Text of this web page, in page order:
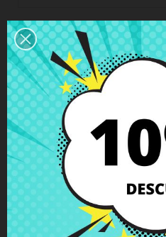
Detalles